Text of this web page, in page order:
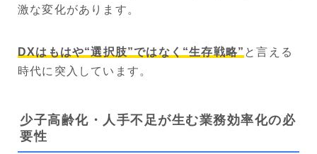
激な変化があります。
DXはもはや“選択肢”ではなく“生存戦略” と言える
時代に突入しています。
少子高齢化・人手不足が生む業務効率化の必
要性